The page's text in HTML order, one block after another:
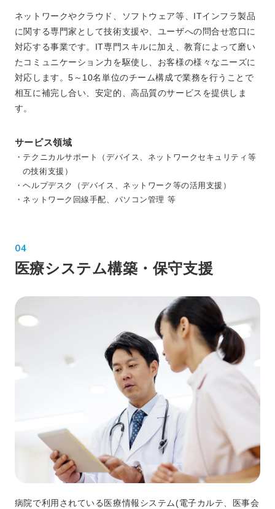
ネットワークやクラウド、ソフトウェア等、ITインフラ製品
に関する専門家として技術支援や、ユーザへの問合せ窓口に
対応する事業です。IT専門スキルに加え、教育によって磨い
たコミュニケーション力を駆使し、お客様の様々なニーズに
対応します。5～10名単位のチーム構成で業務を行うことで
相互に補完し合い、安定的、高品質のサービスを提供しま
す。
サービス領域
・テクニカルサポート（デバイス、ネットワークセキュリティ等
の技術支援）
・ヘルプデスク（デバイス、ネットワーク等の活用支援）
・ネットワーク回線手配、パソコン管理 等
04
医療システム構築・保守支援
病院で利用されている医療情報システム(電子カルテ、医事会